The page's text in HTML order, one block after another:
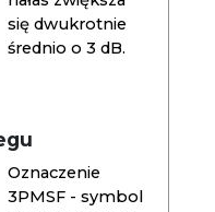
się dwukrotnie
średnio o 3 dB.
Oznaczenie
3PMSF - symbol